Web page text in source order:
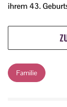
ihrem 43.
Familie